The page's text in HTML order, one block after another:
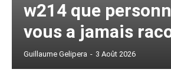
w214 que
vous a jamais
Guillaume Gelipera - 3 Août 2026